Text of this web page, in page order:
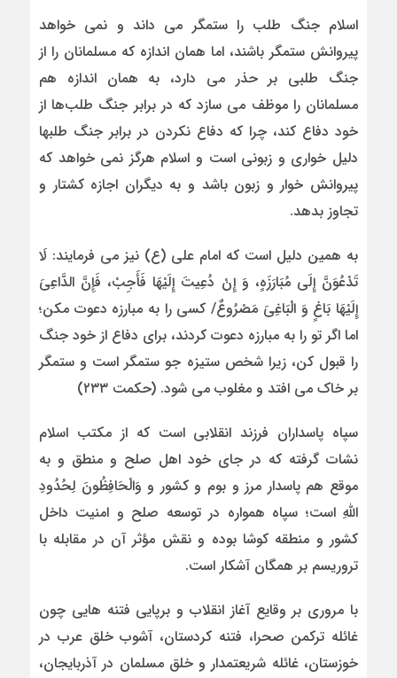
اسلام جنگ طلب را ستمگر می داند و نمی خواهد
پیروانش ستمگر باشند، اما همان اندازه که مسلمانان را از
جنگ طلبى بر حذر می دارد، به همان اندازه هم
مسلمانان را موظف می سازد که در برابر جنگ طلب‌ها از
خود دفاع کند، چرا که دفاع نکردن در برابر جنگ طلبها
دلیل خوارى و زبونى است و اسلام هرگز نمی خواهد که
پیروانش خوار و زبون باشد و به دیگران اجازه کشتار و
تجاوز بدهد.
به همین دلیل است که امام علی (ع) نیز مى فرمایند: لَا
تَدْعُوَنَّ إِلَى مُبَارَزَهٍ، وَ إِنْ دُعِیتَ إِلَیْهَا فَأَجِبْ، فَإِنَّ الدَّاعِیَ
إِلَیْهَا بَاغٍ وَ الْبَاغِیَ مَصْرُوعٌ/ کسى را به مبارزه دعوت مکن؛
اما اگر تو را به مبارزه دعوت کردند، براى دفاع از خود جنگ
را قبول کن، زیرا شخص ستیزه جو ستمگر است و ستمگر
بر خاک مى افتد و مغلوب مى شود. (حکمت ۲۳۳)
سپاه پاسداران فرزند انقلابی است که از مکتب اسلام
نشات گرفته که در جای خود اهل صلح و منطق و به
موقع هم پاسدار مرز و بوم و کشور و وَالْحَافِظُونَ لِحُدُودِ
اللّهِ است؛ سپاه همواره در توسعه صلح و امنیت داخل
کشور و منطقه کوشا بوده و نقش مؤثر آن در مقابله با
تروریسم بر همگان آشکار است.
با مروری بر وقایع آغاز انقلاب و برپایی فتنه هایی چون
غائله ترکمن صحرا، فتنه کردستان، آشوب خلق عرب در
خوزستان، غائله شریعتمدار و خلق مسلمان در آذربایجان،